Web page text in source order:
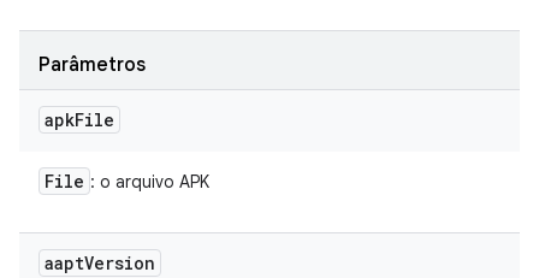
Parâmetros
apkFile
File : o arquivo APK
aaptVersion